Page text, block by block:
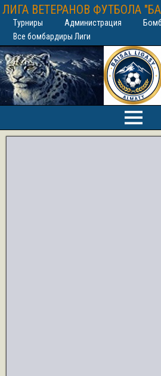
ЛИГА ВЕТЕРАНОВ ФУТБОЛА
Турниры Администрация
Все бомбардиры Лиги